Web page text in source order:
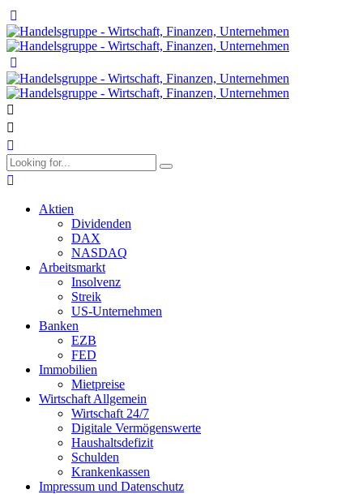
Aktien
Dividenden
DAX
NASDAQ
Arbeitsmarkt
Insolvenz
Streik
US-Unternehmen
Banken
EZB
FED
Immobilien
Mietpreise
Wirtschaft Allgemein
Wirtschaft 24/7
Digitale Vermögenswerte
Haushaltsdefizit
Schulden
Krankenkassen
Impressum und Datenschutz